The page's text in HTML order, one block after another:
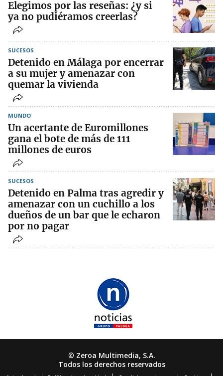
Elegimos por las reseñas: ¿y si
ya no pudiéramos creerlas?
SUCESOS
Detenido en Málaga por encerrar
a su mujer y amenazar con
quemar la vivienda
MUNDO
Un acertante de Euromillones
gana el bote de más de 111
millones de euros
SUCESOS
Detenido en Palma tras agredir y
amenazar con un cuchillo a los
dueños de un bar que le echaron
por no pagar
© Zeroa Multimedia, S.A.
Todos los derechos reservados